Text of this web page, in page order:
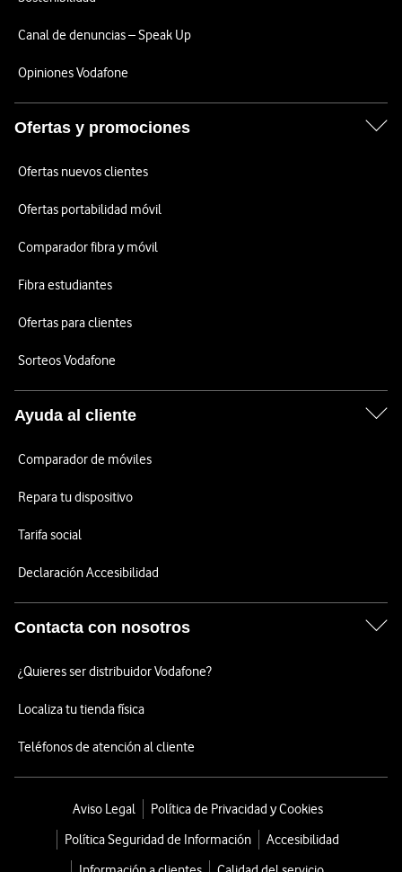
Canal de denuncias – Speak Up
Opiniones Vodafone
Ofertas y promociones
Ofertas nuevos clientes
Ofertas portabilidad móvil
Comparador fibra y móvil
Fibra estudiantes
Ofertas para clientes
Sorteos Vodafone
Ayuda al cliente
Comparador de móviles
Repara tu dispositivo
Tarifa social
Declaración Accesibilidad
Contacta con nosotros
¿Quieres ser distribuidor Vodafone?
Localiza tu tienda física
Teléfonos de atención al cliente
Aviso Legal
Política de Privacidad y Cookies
Política Seguridad de Información
Accesibilidad